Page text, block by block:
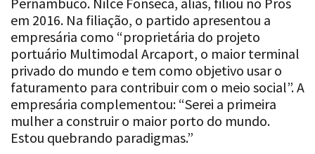
empresária como “proprietária do projeto
portuário Multimodal Arcaport, o maior terminal
privado do mundo e tem como objetivo usar o
faturamento para contribuir com o meio social”. A
empresária complementou: “Serei a primeira
mulher a construir o maior porto do mundo.
Estou quebrando paradigmas.”